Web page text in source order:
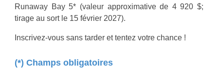
Runaway Bay 5* (valeur approximative de 4 920 $;
tirage au sort le 15 février 2027).
Inscrivez-vous sans tarder et tentez votre chance !
(*) Champs obligatoires